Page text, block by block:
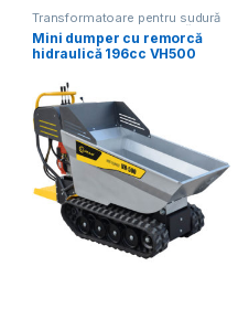
Transformatoare pentru sudură
MMA Dumper Utilaje mică
mecanizare
Mini dumper cu remorcă
hidraulică 196cc VH500